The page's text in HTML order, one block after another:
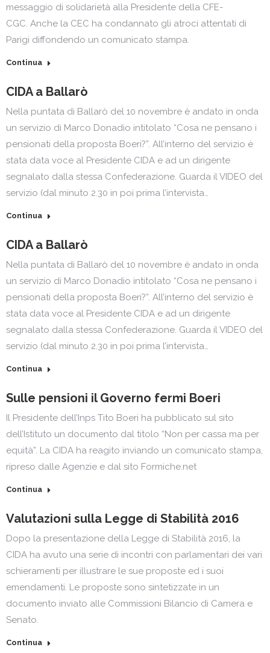
messaggio di solidarietà alla Presidente della CFE-
CGC. Anche la CEC ha condannato gli atroci attentati di
Parigi diffondendo un comunicato stampa.
Continua
CIDA a Ballarò
Nella puntata di Ballarò del 10 novembre è andato in onda
un servizio di Marco Donadio intitolato “Cosa ne pensano i
pensionati della proposta Boeri?”. All’interno del servizio è
stata data voce al Presidente CIDA e ad un dirigente
segnalato dalla stessa Confederazione. Guarda il VIDEO del
servizio (dal minuto 2.30 in poi prima l’intervista…
Continua
CIDA a Ballarò
Nella puntata di Ballarò del 10 novembre è andato in onda
un servizio di Marco Donadio intitolato “Cosa ne pensano i
pensionati della proposta Boeri?”. All’interno del servizio è
stata data voce al Presidente CIDA e ad un dirigente
segnalato dalla stessa Confederazione. Guarda il VIDEO del
servizio (dal minuto 2.30 in poi prima l’intervista…
Continua
Sulle pensioni il Governo fermi Boeri
Il Presidente dell’Inps Tito Boeri ha pubblicato sul sito
dell’Istituto un documento dal titolo “Non per cassa ma per
equità”. La CIDA ha reagito inviando un comunicato stampa,
ripreso dalle Agenzie e dal sito Formiche.net
Continua
Valutazioni sulla Legge di Stabilità 2016
Dopo la presentazione della Legge di Stabilità 2016, la
CIDA ha avuto una serie di incontri con parlamentari dei vari
schieramenti per illustrare le sue proposte ed i suoi
emendamenti. Le proposte sono sintetizzate in un
documento inviato alle Commissioni Bilancio di Camera e
Senato.
Continua